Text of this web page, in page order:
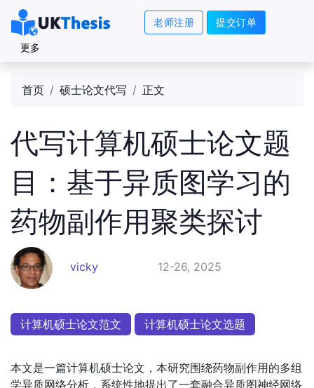
老师注册 提交订单
更多
首页 硕士论文代写 正文
代写计算机硕士论文题
目：基于异质图学习的
药物副作用聚类探讨
vicky 12-26, 2025
计算机硕士论文范文 计算机硕士论文选题
本文是一篇计算机硕士论文，本研究围绕药物副作用的多组
学异质网络分析，系统性地提出了一套融合异质图神经网络